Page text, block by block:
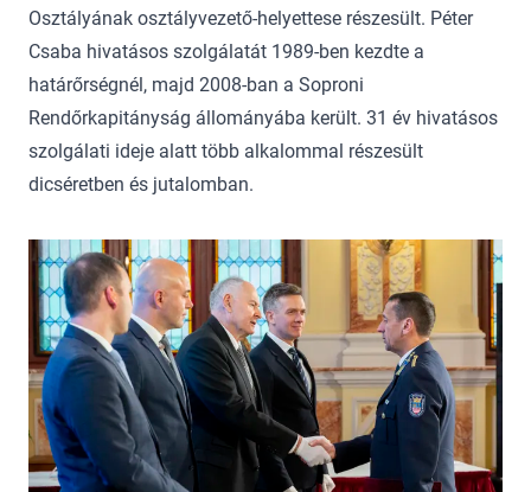
Osztályának osztályvezető-helyettese részesült. Péter
Csaba hivatásos szolgálatát 1989-ben kezdte a
határőrségnél, majd 2008-ban a Soproni
Rendőrkapitányság állományába került. 31 év hivatásos
szolgálati ideje alatt több alkalommal részesült
dicséretben és jutalomban.